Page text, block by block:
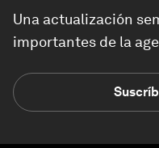
Una actualización
importantes de la